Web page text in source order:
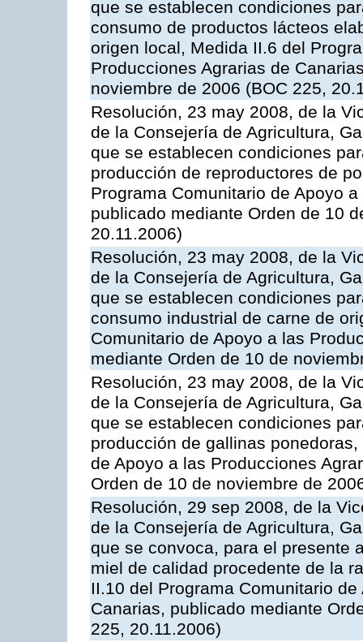
que se establecen condiciones
consumo de productos lácteos
origen local, Medida II.6 del
Producciones Agrarias de
noviembre de 2006 (BOC 225,
Resolución, 23 may 2008, de la
de la Consejería de Agricultura,
que se establecen condiciones
producción de reproductores de
Programa Comunitario de Apoyo
publicado mediante Orden de 10
20.11.2006)
Resolución, 23 may 2008, de la
de la Consejería de Agricultura,
que se establecen condiciones
consumo industrial de carne de
Comunitario de Apoyo a las
mediante Orden de 10 de
Resolución, 23 may 2008, de la
de la Consejería de Agricultura,
que se establecen condiciones
producción de gallinas
de Apoyo a las Producciones
Orden de 10 de noviembre de
Resolución, 29 sep 2008, de la
de la Consejería de Agricultura,
que se convoca, para el presente
miel de calidad procedente de la
II.10 del Programa Comunitario
Canarias, publicado mediante
225, 20.11.2006)